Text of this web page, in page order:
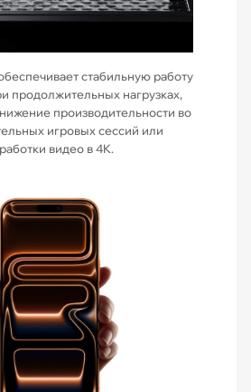
стабильную работу
продолжительных нагрузках,
производительности во
игровых сессий или
видео в 4K.